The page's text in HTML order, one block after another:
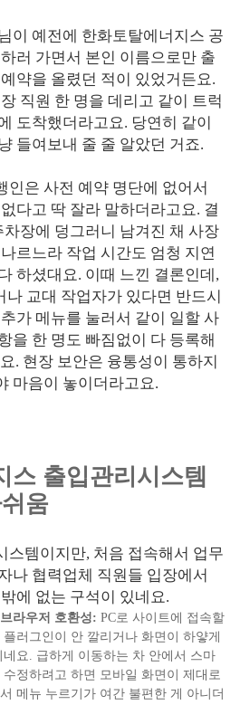
이 예전에 한화토탈에너지스 공
러 가면서 본인 이름으로만 출
약을 올렸던 적이 있었거든요.
직원 한 명을 데리고 같이 트럭
도착했더라고요. 당연히 같이
들여보내 줄 줄 알았던 거죠.
인은 사전 예약 명단에 없어서
다고 딱 잘라 말하더라고요. 결
장에 덩그러니 남겨진 채 사장
르느라 작업 시간도 엄청 지연
하셨대요. 이때 느낀 결론인데,
나 교대 작업자가 있다면 반드시
가 메뉴를 눌러서 같이 일할 사
을 한 명도 빠짐없이 다 등록해
. 현장 보안은 융통성이 통하지
마음이 놓이더라고요.
스 출입관리시스템
움
스템이지만, 처음 접속해서 업무
나 협력업체 직원들 입장에서
에 없는 구석이 있네요.
라우저 호환성: PC로 사이트에 접속할
러그인이 안 깔리거나 화면이 하얗게
요. 급하게 이동하는 차 안에서 스마
정하려고 하면 모바일 화면이 제대로
메뉴 누르기가 여간 불편한 게 아니더